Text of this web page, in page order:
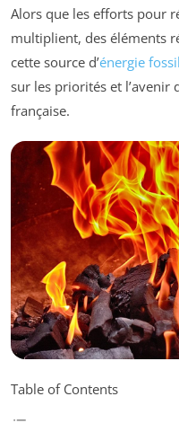
Alors que les efforts pour
multiplient, des éléments
cette source d’énergie
sur les priorités et l’avenir
française.
Table of Contents